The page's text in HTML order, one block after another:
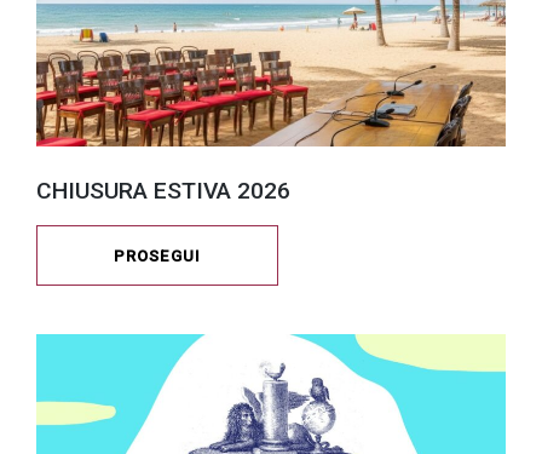
CHIUSURA ESTIVA 2026
PROSEGUI